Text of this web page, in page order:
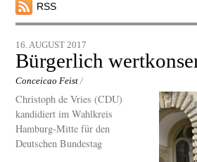
RSS
16. AUGUST 2017
Bürgerlich
Conceicao Feist /
Christoph de Vries (CDU)
kandidiert im Wahlkreis
Hamburg-Mitte für den
Deutschen Bundestag